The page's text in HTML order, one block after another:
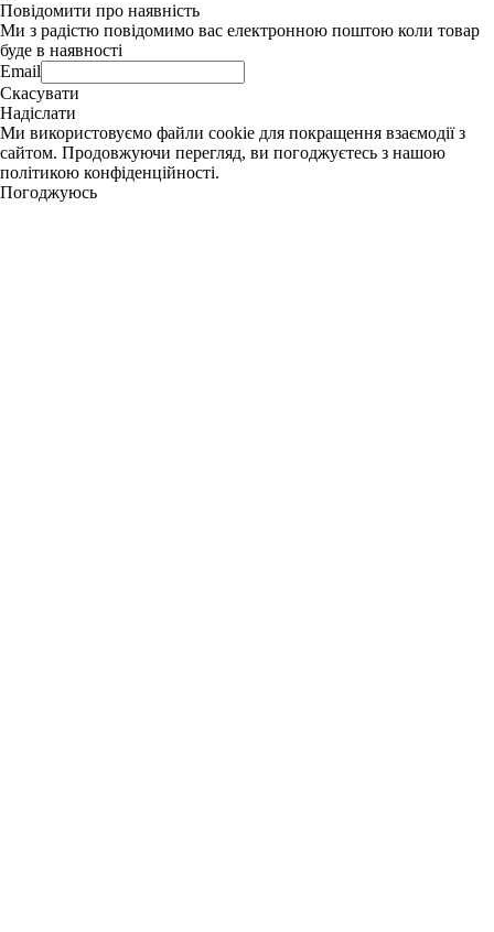
Повідомити про наявність
Ми з радістю повідомимо вас електронною поштою коли товар
буде в наявності
Email
Скасувати
Надіслати
Ми використовуємо файли cookie для покращення взаємодії з
сайтом. Продовжуючи перегляд, ви погоджуєтесь з нашою
політикою конфіденційності.
Погоджуюсь